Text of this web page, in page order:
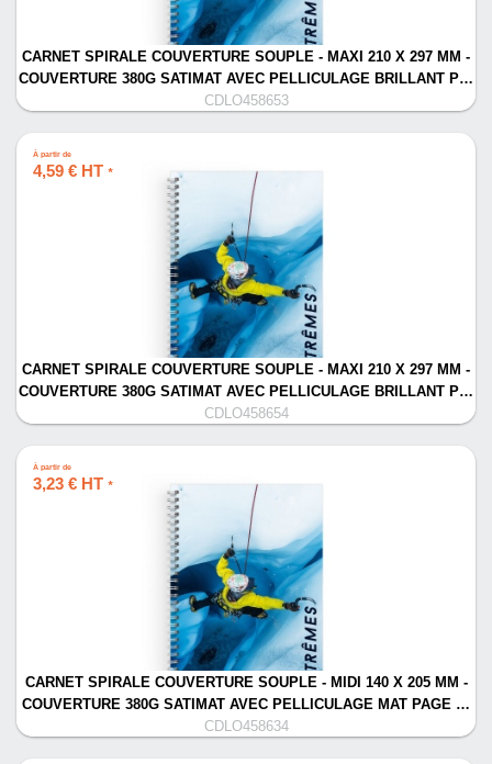
CARNET SPIRALE COUVERTURE SOUPLE - MAXI 210 X 297 MM -
COUVERTURE 380G SATIMAT AVEC PELLICULAGE BRILLANT P…
CDLO458653
À partir de
4,59 € HT *
CARNET SPIRALE COUVERTURE SOUPLE - MAXI 210 X 297 MM -
COUVERTURE 380G SATIMAT AVEC PELLICULAGE BRILLANT P…
CDLO458654
À partir de
3,23 € HT *
CARNET SPIRALE COUVERTURE SOUPLE - MIDI 140 X 205 MM -
COUVERTURE 380G SATIMAT AVEC PELLICULAGE MAT PAGE …
CDLO458634